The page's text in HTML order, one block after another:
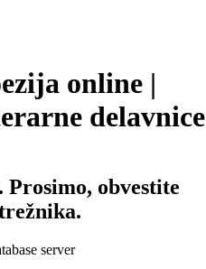
online |
delavnice
obvestite
server